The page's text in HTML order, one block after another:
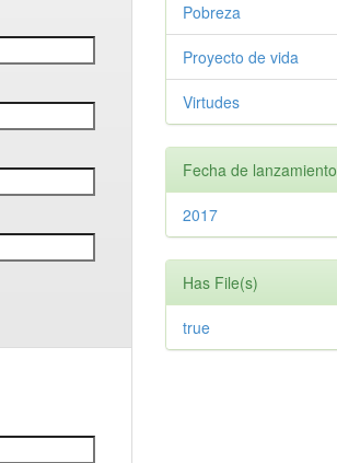
Pobreza
Proyecto de vida
Virtudes
Fecha de lanzamiento
2017
Has File(s)
true